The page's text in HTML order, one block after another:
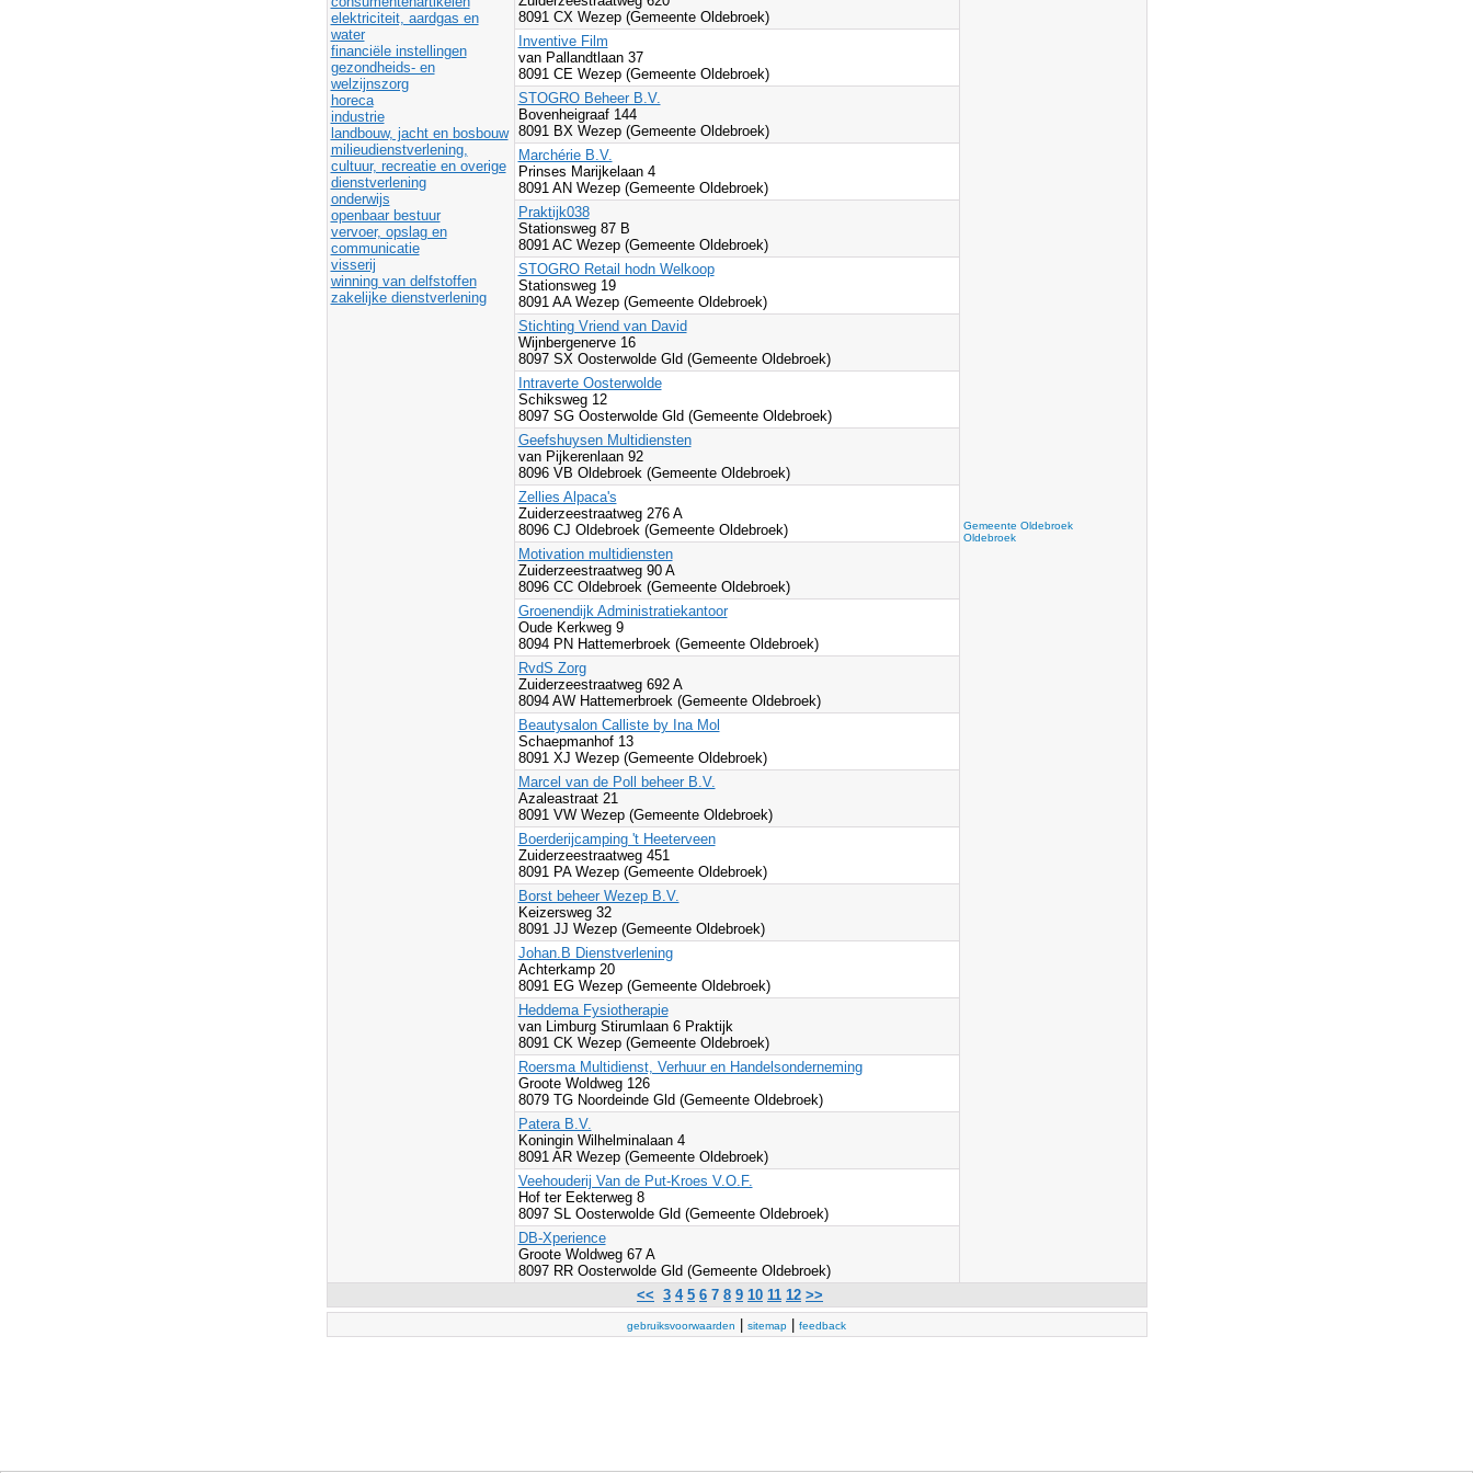
elektriciteit, aardgas en
water
financiële instellingen
gezondheids- en
welzijnszorg
horeca
industrie
landbouw, jacht en bosbouw
milieudienstverlening,
cultuur, recreatie en overige
dienstverlening
onderwijs
openbaar bestuur
vervoer, opslag en
communicatie
visserij
winning van delfstoffen
zakelijke dienstverlening
Gemeente Oldebroek
Oldebroek
8091 CX Wezep (Gemeente Oldebroek)
Inventive Film
van Pallandtlaan 37
8091 CE Wezep (Gemeente Oldebroek)
STOGRO Beheer B.V.
Bovenheigraaf 144
8091 BX Wezep (Gemeente Oldebroek)
Marchérie B.V.
Prinses Marijkelaan 4
8091 AN Wezep (Gemeente Oldebroek)
Praktijk038
Stationsweg 87 B
8091 AC Wezep (Gemeente Oldebroek)
STOGRO Retail hodn Welkoop
Stationsweg 19
8091 AA Wezep (Gemeente Oldebroek)
Stichting Vriend van David
Wijnbergenerve 16
8097 SX Oosterwolde Gld (Gemeente Oldebroek)
Intraverte Oosterwolde
Schiksweg 12
8097 SG Oosterwolde Gld (Gemeente Oldebroek)
Geefshuysen Multidiensten
van Pijkerenlaan 92
8096 VB Oldebroek (Gemeente Oldebroek)
Zellies Alpaca's
Zuiderzeestraatweg 276 A
8096 CJ Oldebroek (Gemeente Oldebroek)
Motivation multidiensten
Zuiderzeestraatweg 90 A
8096 CC Oldebroek (Gemeente Oldebroek)
Groenendijk Administratiekantoor
Oude Kerkweg 9
8094 PN Hattemerbroek (Gemeente Oldebroek)
RvdS Zorg
Zuiderzeestraatweg 692 A
8094 AW Hattemerbroek (Gemeente Oldebroek)
Beautysalon Calliste by Ina Mol
Schaepmanhof 13
8091 XJ Wezep (Gemeente Oldebroek)
Marcel van de Poll beheer B.V.
Azaleastraat 21
8091 VW Wezep (Gemeente Oldebroek)
Boerderijcamping 't Heeterveen
Zuiderzeestraatweg 451
8091 PA Wezep (Gemeente Oldebroek)
Borst beheer Wezep B.V.
Keizersweg 32
8091 JJ Wezep (Gemeente Oldebroek)
Johan.B Dienstverlening
Achterkamp 20
8091 EG Wezep (Gemeente Oldebroek)
Heddema Fysiotherapie
van Limburg Stirumlaan 6 Praktijk
8091 CK Wezep (Gemeente Oldebroek)
Roersma Multidienst, Verhuur en Handelsonderneming
Groote Woldweg 126
8079 TG Noordeinde Gld (Gemeente Oldebroek)
Patera B.V.
Koningin Wilhelminalaan 4
8091 AR Wezep (Gemeente Oldebroek)
Veehouderij Van de Put-Kroes V.O.F.
Hof ter Eekterweg 8
8097 SL Oosterwolde Gld (Gemeente Oldebroek)
DB-Xperience
Groote Woldweg 67 A
8097 RR Oosterwolde Gld (Gemeente Oldebroek)
<< 3 4 5 6 7 8 9 10 11 12 >>
gebruiksvoorwaarden sitemap feedback